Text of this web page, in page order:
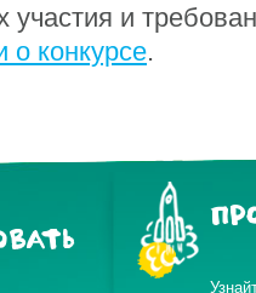
и
конкурсе.